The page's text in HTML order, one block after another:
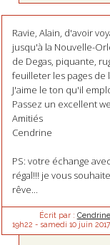
Ravie, Alain, d'avoir
jusqu'à la Nouvelle-
de Degas, piquante,
feuilleter les pages de
J'aime le ton qu'il
Passez un excellent
Amitiés
Cendrine
PS: votre échange
régal!!! je vous
rêve...
Écrit par : Cendrine
19h22 - samedi 10 juin 2017